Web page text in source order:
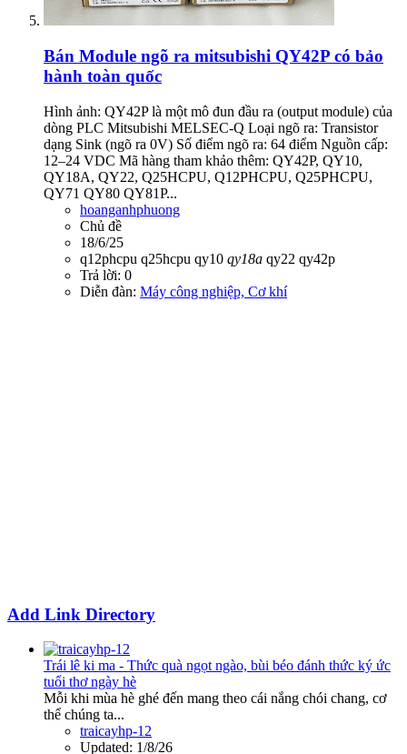
Bán Module ngõ ra mitsubishi QY42P có bảo
hành toàn quốc
Hình ảnh: QY42P là một mô đun đầu ra (output module) của
dòng PLC Mitsubishi MELSEC-Q Loại ngõ ra: Transistor
dạng Sink (ngõ ra 0V) Số điểm ngõ ra: 64 điểm Nguồn cấp:
12–24 VDC Mã hàng tham khảo thêm: QY42P, QY10,
QY18A, QY22, Q25HCPU, Q12PHCPU, Q25PHCPU,
QY71 QY80 QY81P...
hoanganhphuong
Chủ đề
18/6/25
q12phcpu q25hcpu qy10 qy18a qy22 qy42p
Trả lời: 0
Diễn đàn: Máy công nghiệp, Cơ khí
Add Link Directory
Trái lê ki ma - Thức quà ngọt ngào, bùi béo đánh thức ký ức
tuổi thơ ngày hè
Mỗi khi mùa hè ghé đến mang theo cái nắng chói chang, cơ
thể chúng ta...
traicayhp-12
Updated: 1/8/26